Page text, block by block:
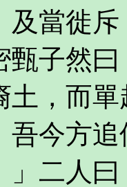
及當徙
甄子然
土，而
吾今方
」二人